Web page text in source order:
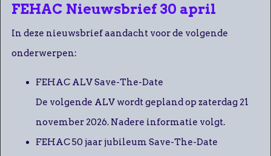
FEHAC Nieuwsbrief 30 april
In deze nieuwsbrief aandacht voor de volgende
onderwerpen:
FEHAC ALV Save-The-Date
De volgende ALV wordt gepland op zaterdag 21
november 2026. Nadere informatie volgt.
FEHAC 50 jaar jubileum Save-The-Date